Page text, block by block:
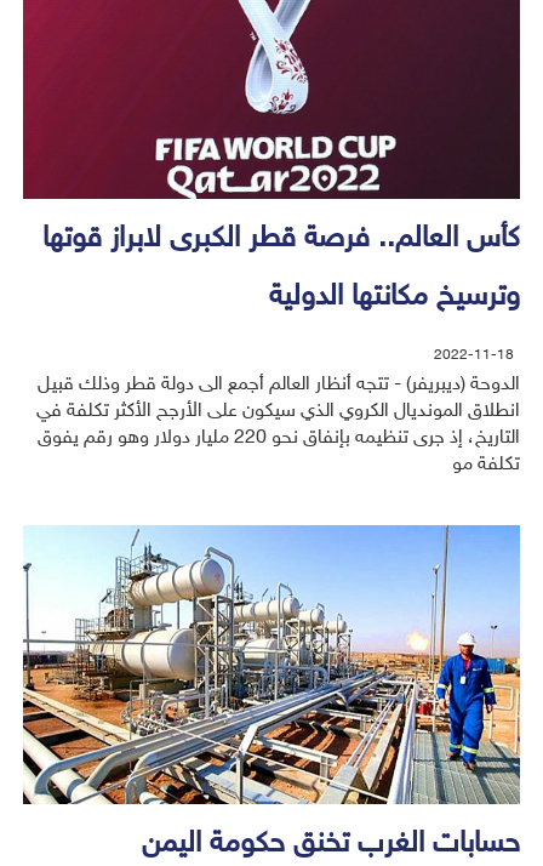
كأس العالم.. فرصة قطر الكبرى لابراز قوتها
وترسيخ مكانتها الدولية
2022-11-18
الدوحة (ديبريفر) - تتجه أنظار العالم أجمع الى دولة قطر وذلك قبيل
انطلاق المونديال الكروي الذي سيكون على الأرجح الأكثر تكلفة في
التاريخ، إذ جرى تنظيمه بإنفاق نحو 220 مليار دولار وهو رقم يفوق
تكلفة مو
حسابات الغرب تخنق حكومة اليمن